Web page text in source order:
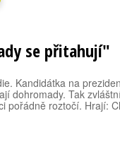
se přitahují"
Kandidátka na
dohromady. Tak
pořádně roztočí. Hrají: